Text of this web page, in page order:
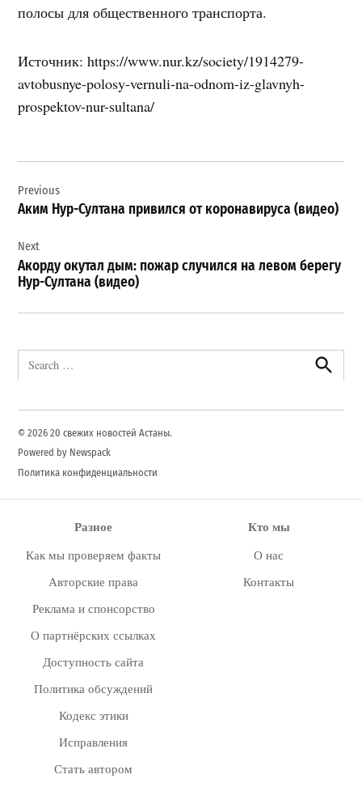
полосы для общественного транспорта.
Источник: https://www.nur.kz/society/1914279-
avtobusnye-polosy-vernuli-na-odnom-iz-glavnyh-
prospektov-nur-sultana/
по
записям
Previous
Аким Нур-Султана привился от коронавируса (видео)
Next
Акорду окутал дым: пожар случился на левом берегу
Нур-Султана (видео)
Search
for:
Search
© 2026 20 свежих новостей Астаны.
Powered by Newspack
Политика конфиденциальности
Разное
Как мы проверяем факты
Авторские права
Реклама и спонсорство
О партнёрских ссылках
Доступность сайта
Политика обсуждений
Кодекс этики
Исправления
Стать автором
Кто мы
О нас
Контакты